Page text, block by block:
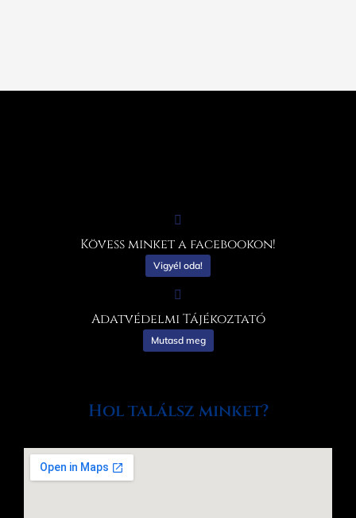
Kövess minket a facebookon!
Vigyél oda!
Adatvédelmi Tájékoztató
Mutasd meg
Hol találsz minket?